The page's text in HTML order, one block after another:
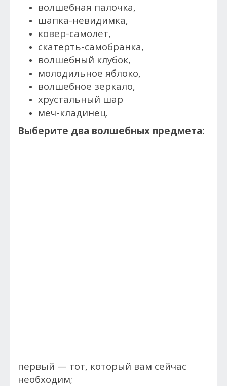
волшебная палочка,
шапка-невидимка,
ковер-самолет,
скатерть-самобранка,
волшебный клубок,
молодильное яблоко,
волшебное зеркало,
хрустальный шар
меч-кладинец.
Выберите два волшебных предмета:
первый — тот, который вам сейчас
необходим;